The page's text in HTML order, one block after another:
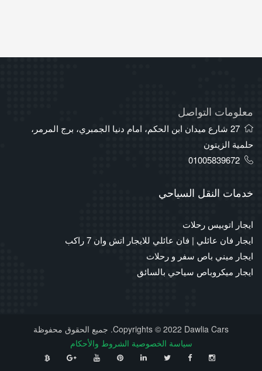
معلومات التواصل
27 شارع ميدان ابن الحكم، امام دنيا الجمبري، برج المرمر،
حلمية الزيتون
01005839672
خدمات النقل السياحي
ايجار اتوبيس رحلات
ايجار فان عائلي | فان عائلي للايجار اتش وان 7 راكب
ايجار ميني باص سفر و رحلات
ايجار ميكروباص سياحي بالسائق
Copyrights © 2022 Dawlia Cars. جميع الحقوق محفوظة
سياسة الخصوصية الشروط والأحكام